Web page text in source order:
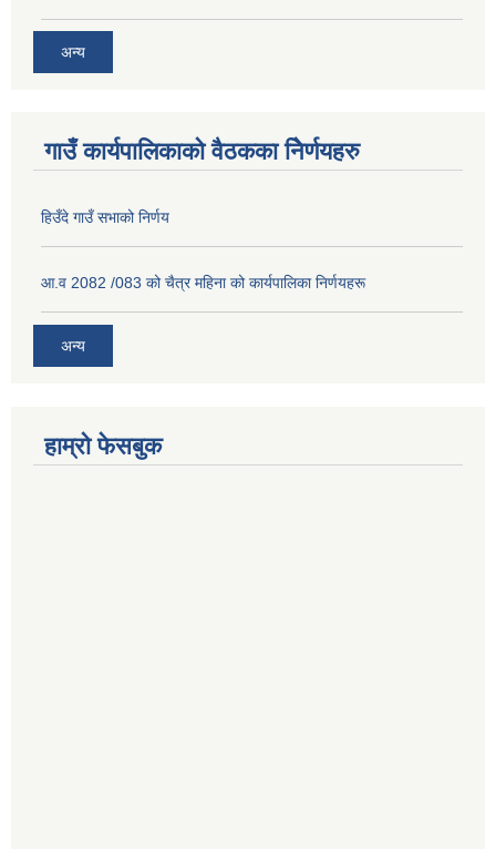
अन्य
गाउँ कार्यपालिकाको वैठकका निेर्णयहरु
हिउँदे गाउँ सभाको निर्णय
आ.व 2082 /083 को चैत्र महिना को कार्यपालिका निर्णयहरू
अन्य
हाम्रो फेसबुक